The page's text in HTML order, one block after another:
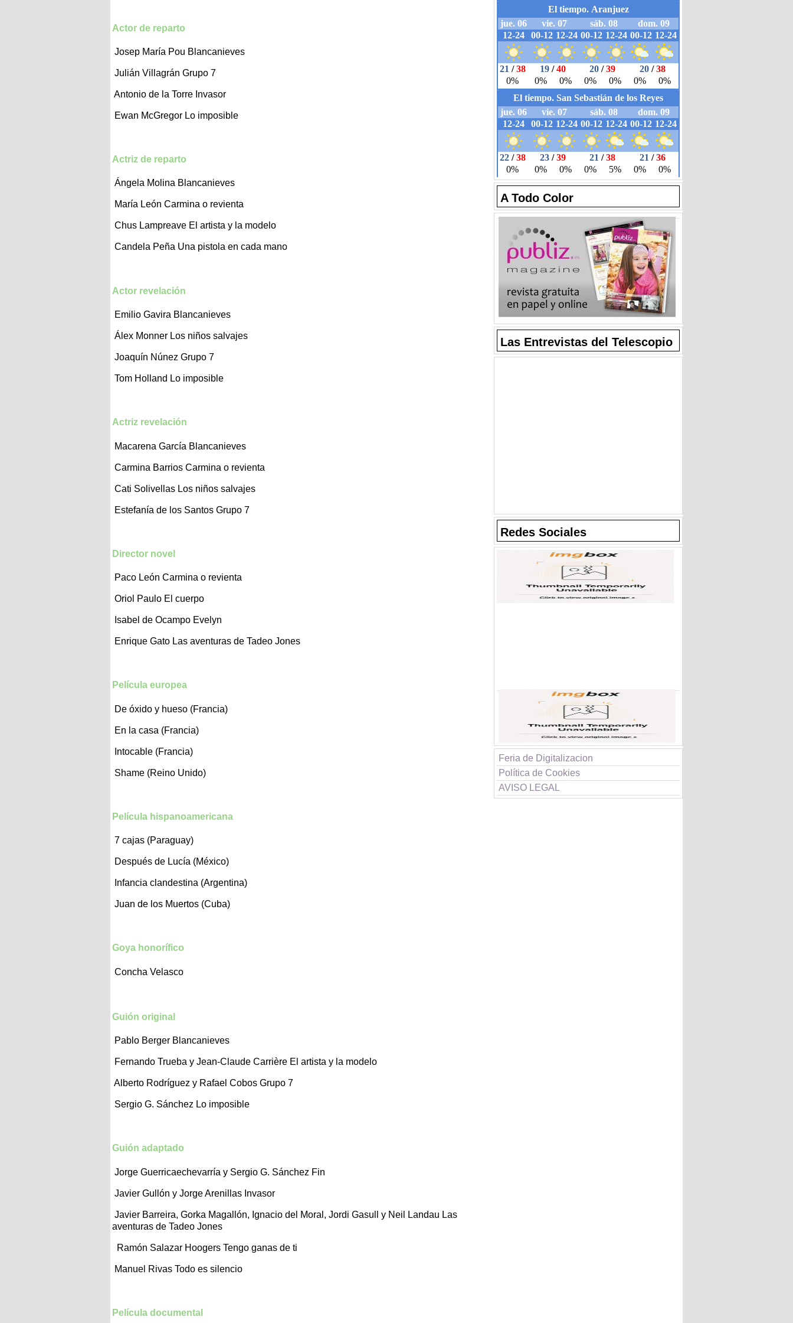
Actor de reparto
Josep María Pou Blancanieves
Julián Villagrán Grupo 7
Antonio de la Torre Invasor
Ewan McGregor Lo imposible
Actriz de reparto
Ángela Molina Blancanieves
María León Carmina o revienta
Chus Lampreave El artista y la modelo
Candela Peña Una pistola en cada mano
Actor revelación
Emilio Gavira Blancanieves
Álex Monner Los niños salvajes
Joaquín Núnez Grupo 7
Tom Holland Lo imposible
Actriz revelación
Macarena García Blancanieves
Carmina Barrios Carmina o revienta
Cati Solivellas Los niños salvajes
Estefanía de los Santos Grupo 7
Director novel
Paco León Carmina o revienta
Oriol Paulo El cuerpo
Isabel de Ocampo Evelyn
Enrique Gato Las aventuras de Tadeo Jones
Película europea
De óxido y hueso (Francia)
En la casa (Francia)
Intocable (Francia)
Shame (Reino Unido)
Película hispanoamericana
7 cajas (Paraguay)
Después de Lucía (México)
Infancia clandestina (Argentina)
Juan de los Muertos (Cuba)
Goya honorífico
Concha Velasco
Guión original
Pablo Berger Blancanieves
Fernando Trueba y Jean-Claude Carrière El artista y la modelo
Alberto Rodríguez y Rafael Cobos Grupo 7
Sergio G. Sánchez Lo imposible
Guión adaptado
Jorge Guerricaechevarría y Sergio G. Sánchez Fin
Javier Gullón y Jorge Arenillas Invasor
Javier Barreira, Gorka Magallón, Ignacio del Moral, Jordi Gasull y Neil Landau Las
aventuras de Tadeo Jones
Ramón Salazar Hoogers Tengo ganas de ti
Manuel Rivas Todo es silencio
Película documental
A Todo Color
Las Entrevistas del Telescopio
Redes Sociales
Feria de Digitalizacion
Política de Cookies
AVISO LEGAL